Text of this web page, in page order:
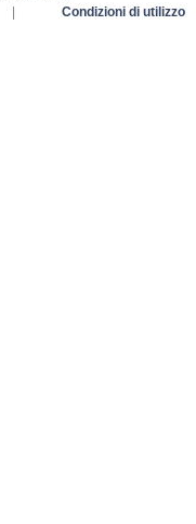
| Condizioni di utilizzo